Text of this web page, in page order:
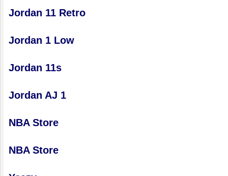
Jordan 11 Retro
Jordan 1 Low
Jordan 11s
Jordan AJ 1
NBA Store
NBA Store